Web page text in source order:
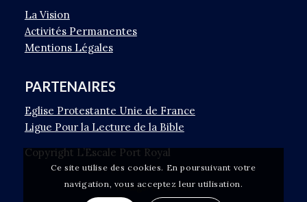
La Vision
Activités Permanentes
Mentions Légales
PARTENAIRES
Eglise Protestante Unie de France
Ligue Pour la Lecture de la Bible
Copyright L’Escale Port Royal
Partager cet article
Ce site utilise des cookies. En poursuivant votre
navigation, vous acceptez leur utilisation.